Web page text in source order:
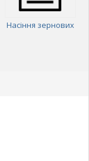
Насіння зернових